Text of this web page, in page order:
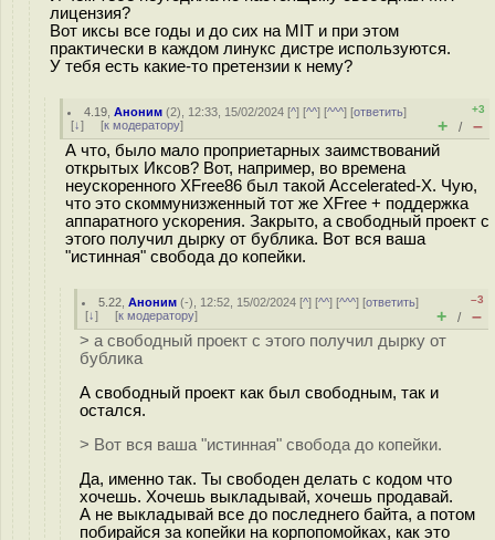
лицензия?
Вот иксы все годы и до сих на MIT и при этом
практически в каждом линукс дистре используются.
У тебя есть какие-то претензии к нему?
4.19 ,Аноним (2), 12:33, 15/02/2024 [^] [^^] [^^^] [ответить]
[↓] [к модератору]
+3
+ / –
А что, было мало проприетарных заимствований
открытых Иксов? Вот, например, во времена
неускоренного XFree86 был такой Accelerated-X. Чую,
что это скоммунизженный тот же XFree + поддержка
аппаратного ускорения. Закрыто, а свободный проект с
этого получил дырку от бублика. Вот вся ваша
"истинная" свобода до копейки.
5.22 ,Аноним (-), 12:52, 15/02/2024 [^] [^^] [^^^] [ответить]
[↓] [к модератору]
–3
+ / –
> а свободный проект с этого получил дырку от
бублика
А свободный проект как был свободным, так и
остался.
> Вот вся ваша "истинная" свобода до копейки.
Да, именно так. Ты свободен делать с кодом что
хочешь. Хочешь выкладывай, хочешь продавай.
А не выкладывай все до последнего байта, а потом
побирайся за копейки на корпопомойках, как это